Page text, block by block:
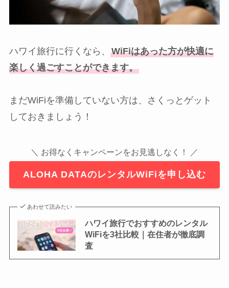
ハワイ旅行に行くなら、 WiFiはあった方が快適に
楽しく過ごすことができます。
まだWiFiを準備していない方は、さくっとゲット
しておきましょう！
＼ お得なくキャンペーンをお見逃しなく！ ／
ALOHA DATAのレンタルWiFiを申し込む
あわせて読みたい
ハワイ旅行でおすすめのレンタル
WiFiを3社比較｜在住者が徹底調
査